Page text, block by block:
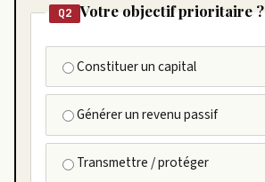
Q2 Votre objectif prioritaire ?
Constituer un capital
Générer un revenu passif
Transmettre / protéger